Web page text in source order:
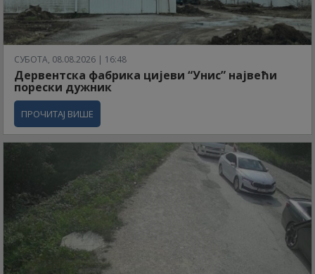
СУБОТА, 08.08.2026 | 16:48
Дервентска фабрика цијеви “Унис” највећи
порески дужник
ПРОЧИТАЈ ВИШЕ